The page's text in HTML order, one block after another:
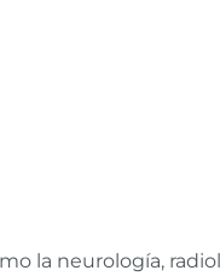
la neurología,